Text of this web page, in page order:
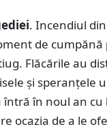
. Incendiul
de cumpănă
Flăcările au
și speranțele
întră în noul an
ocazia de a le